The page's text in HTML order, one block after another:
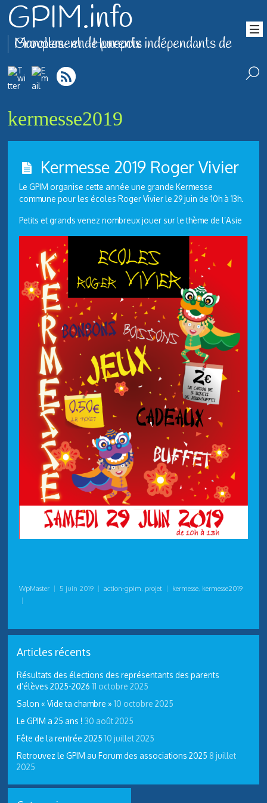
GPIM.info
Groupement de parents indépendants de Marolles-en-Hurepoix
kermesse2019
Kermesse 2019 Roger Vivier
Le GPIM organise cette année une grande Kermesse
commune pour les écoles Roger Vivier le 29 juin de 10h à 13h.
Petits et grands venez nombreux jouer sur le thème de l’Asie
WpMaster | 5 juin 2019 | action-gpim, projet | kermesse, kermesse2019
|
Articles récents
Résultats des élections des représentants des parents
d’élèves 2025-2026 11 octobre 2025
Salon « Vide ta chambre » 10 octobre 2025
Le GPIM a 25 ans ! 30 août 2025
Fête de la rentrée 2025 10 juillet 2025
Retrouvez le GPIM au Forum des associations 2025 8 juillet
2025